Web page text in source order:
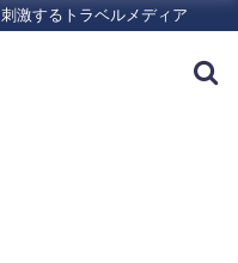
激するトラベルメディア